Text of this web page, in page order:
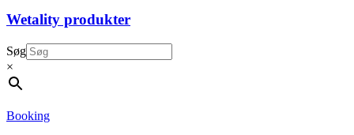
Wetality produkter
Søg
×
Booking